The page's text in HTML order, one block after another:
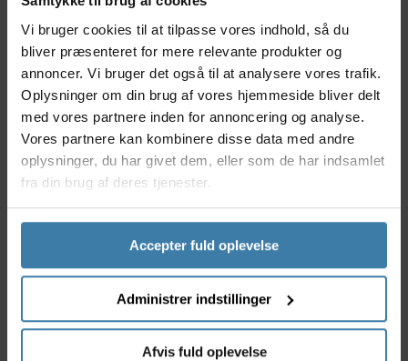
Vi bruger cookies til at tilpasse vores indhold, så du
bliver præsenteret for mere relevante produkter og
annoncer. Vi bruger det også til at analysere vores trafik.
Oplysninger om din brug af vores hjemmeside bliver delt
med vores partnere inden for annoncering og analyse.
Vores partnere kan kombinere disse data med andre
oplysninger, du har givet dem, eller som de har indsamlet
fra din brug af deres tjenester.
Accepter fuld oplevelse
Administrer indstillinger
Afvis fuld oplevelse
cm tyk, hvilket giver baglygten et kompakt design.
De nødvendige AAA batterier medfølger til denne
Plateo baglygte.
Anvendelse
Spanninga baglygten er anvendelig til dig, der har
brug for en simpel baglygte, som lyser med konstant
lys. Lygten skal monteres på bagagebæreren, og er
anvendelig at bruge i byen og på landevejen.
Specifikationer
1 diode
Vægt: 64 gram
2 stk. AAA batterier medfølger
på 50 eller 80 mm.
Lygten lyser med konstant lys.
Brændetid: 70 timer